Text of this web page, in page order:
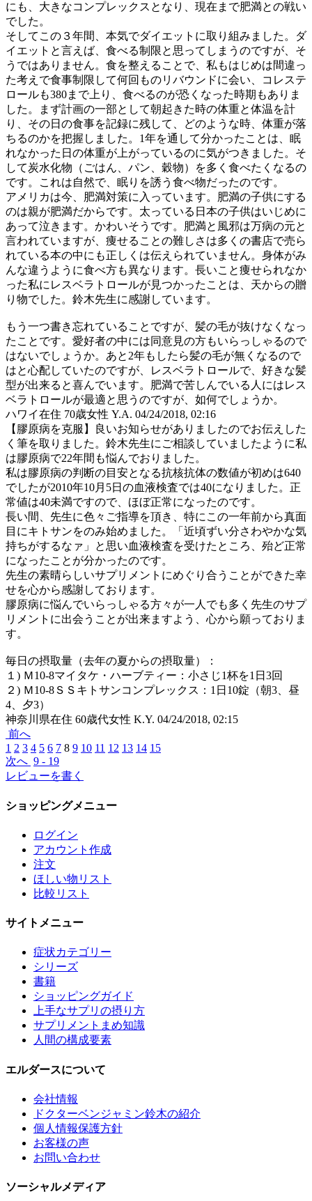
にも、大きなコンプレックスとなり、現在まで肥満との戦い
でした。
そしてこの３年間、本気でダイエットに取り組みました。ダ
イエットと言えば、食べる制限と思ってしまうのですが、そ
うではありません。食を整えることで、私もはじめは間違っ
た考えで食事制限して何回ものリバウンドに会い、コレステ
ロールも380まで上り、食べるのが恐くなった時期もありま
した。まず計画の一部として朝起きた時の体重と体温を計
り、その日の食事を記録に残して、どのような時、体重が落
ちるのかを把握しました。1年を通して分かったことは、眠
れなかった日の体重が上がっているのに気がつきました。そ
して炭水化物（ごはん、パン、穀物）を多く食べたくなるの
です。これは自然で、眠りを誘う食べ物だったのです。
アメリカは今、肥満対策に入っています。肥満の子供にする
のは親が肥満だからです。太っている日本の子供はいじめに
あって泣きます。かわいそうです。肥満と風邪は万病の元と
言われていますが、痩せることの難しさは多くの書店で売ら
れている本の中にも正しくは伝えられていません。身体がみ
んな違うように食べ方も異なります。長いこと痩せられなか
った私にレスベラトロールが見つかったことは、天からの贈
り物でした。鈴木先生に感謝しています。
もう一つ書き忘れていることですが、髪の毛が抜けなくなっ
たことです。愛好者の中には同意見の方もいらっしゃるので
はないでしょうか。あと2年もしたら髪の毛が無くなるので
はと心配していたのですが、レスベラトロールで、好きな髪
型が出来ると喜んでいます。肥満で苦しんでいる人にはレス
ベラトロールが最適と思うのですが、如何でしょうか。
ハワイ在住 70歳女性 Y.A. 04/24/2018, 02:16
【膠原病を克服】良いお知らせがありましたのでお伝えした
く筆を取りました。鈴木先生にご相談していましたように私
は膠原病で22年間も悩んでおりました。
私は膠原病の判断の目安となる抗核抗体の数値が初めは640
でしたが2010年10月5日の血液検査では40になりました。正
常値は40未満ですので、ほぼ正常になったのです。
長い間、先生に色々ご指導を頂き、特にこの一年前から真面
目にキトサンをのみ始めました。「近頃ずい分さわやかな気
持ちがするなァ」と思い血液検査を受けたところ、殆ど正常
になったことが分かったのです。
先生の素晴らしいサプリメントにめぐり合うことができた幸
せを心から感謝しております。
膠原病に悩んでいらっしゃる方々が一人でも多く先生のサプ
リメントに出会うことが出来ますよう、心から願っておりま
す。
毎日の摂取量（去年の夏からの摂取量）：
１) Ｍ10-8マイタケ・ハーブティー：小さじ1杯を1日3回
２) Ｍ10-8ＳＳキトサンコンプレックス：1日10錠（朝3、昼
4、夕3）
神奈川県在住 60歳代女性 K.Y. 04/24/2018, 02:15
前へ
1 2 3 4 5 6 7 8 9 10 11 12 13 14 15
次へ 9 - 19
レビューを書く
ショッピングメニュー
ログイン
アカウント作成
注文
ほしい物リスト
比較リスト
サイトメニュー
症状カテゴリー
シリーズ
書籍
ショッピングガイド
上手なサプリの摂り方
サプリメントまめ知識
人間の構成要素
エルダースについて
会社情報
ドクターベンジャミン鈴木の紹介
個人情報保護方針
お客様の声
お問い合わせ
ソーシャルメディア